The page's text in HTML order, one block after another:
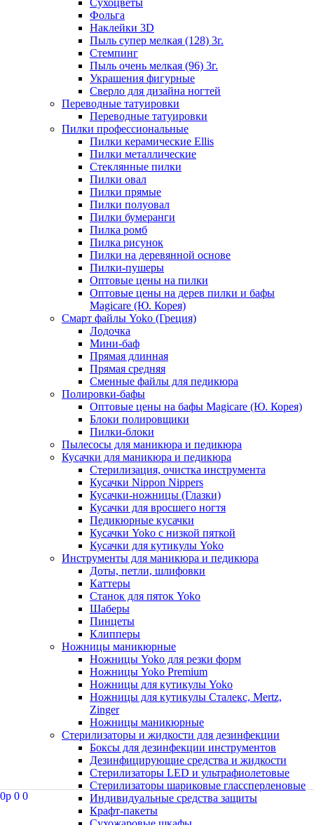
Сухоцветы
Фольга
Наклейки 3D
Пыль супер мелкая (128) 3г.
Стемпинг
Пыль очень мелкая (96) 3г.
Украшения фигурные
Сверло для дизайна ногтей
Переводные татуировки
Переводные татуировки
Пилки профессиональные
Пилки керамические Ellis
Пилки металлические
Стеклянные пилки
Пилки овал
Пилки прямые
Пилки полуовал
Пилки бумеранги
Пилка ромб
Пилка рисунок
Пилки на деревянной основе
Пилки-пушеры
Оптовые цены на пилки
Оптовые цены на дерев пилки и бафы
Magicare (Ю. Корея)
Смарт файлы Yoko (Греция)
Лодочка
Мини-баф
Прямая длинная
Прямая средняя
Сменные файлы для педикюра
Полировки-бафы
Оптовые цены на бафы Magicare (Ю. Корея)
Блоки полировщики
Пилки-блоки
Пылесосы для маникюра и педикюра
Кусачки для маникюра и педикюра
Стерилизация, очистка инструмента
Кусачки Nippon Nippers
Кусачки-ножницы (Глазки)
Кусачки для вросшего ногтя
Педикюрные кусачки
Кусачки Yoko с низкой пяткой
Кусачки для кутикулы Yoko
Инструменты для маникюра и педикюра
Доты, петли, шлифовки
Каттеры
Станок для пяток Yoko
Шаберы
Пинцеты
Клипперы
Ножницы маникюрные
Ножницы Yoko для резки форм
Ножницы Yoko Premium
Ножницы для кутикулы Yoko
Ножницы для кутикулы Сталекс, Mertz,
Zinger
Ножницы маникюрные
Стерилизаторы и жидкости для дезинфекции
Боксы для дезинфекции инструментов
Дезинфицирующие средства и жидкости
Стерилизаторы LED и ультрафиолетовые
Стерилизаторы шариковые глассперленовые
Индивидуальные средства защиты
Крафт-пакеты
0p 0 0